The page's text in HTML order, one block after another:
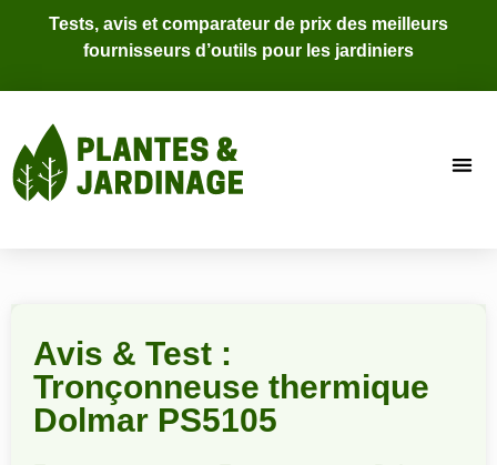
Tests, avis et comparateur de prix des meilleurs
fournisseurs d’outils pour les jardiniers
Avis & Test :
Tronçonneuse thermique
Dolmar PS5105